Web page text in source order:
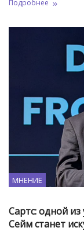
Подробнее
МНЕНИЕ
Сартс: одной
Сейм станет